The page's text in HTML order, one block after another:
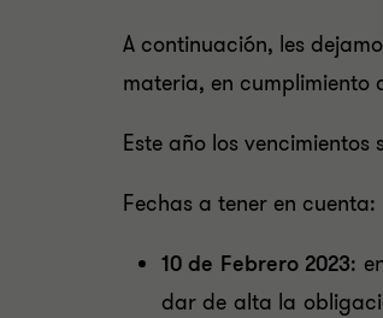
A continuación, les
materia, en cumplimiento
Este año los
Fechas a tener en cuenta:
10 de Febrero 2023:
dar de alta la